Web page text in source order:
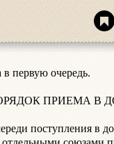
первую очередь.
ПРИЕМА В
поступления в